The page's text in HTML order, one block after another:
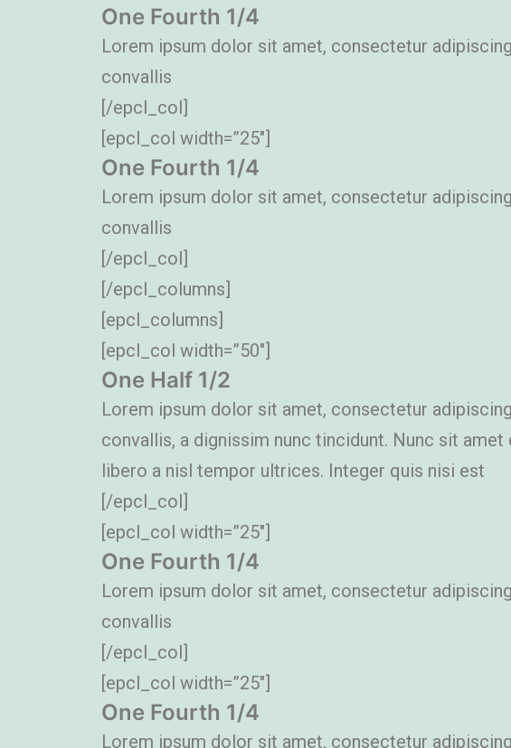
One Fourth 1/4
Lorem ipsum dolor sit amet, consectetur
convallis
[/epcl_col]
[epcl_col width=”25″]
One Fourth 1/4
Lorem ipsum dolor sit amet, consectetur
convallis
[/epcl_col]
[/epcl_columns]
[epcl_columns]
[epcl_col width=”50″]
One Half 1/2
Lorem ipsum dolor sit amet, consectetur
convallis, a dignissim nunc tincidunt. Nunc sit
libero a nisl tempor ultrices. Integer quis nisi est
[/epcl_col]
[epcl_col width=”25″]
One Fourth 1/4
Lorem ipsum dolor sit amet, consectetur
convallis
[/epcl_col]
[epcl_col width=”25″]
One Fourth 1/4
Lorem ipsum dolor sit amet, consectetur